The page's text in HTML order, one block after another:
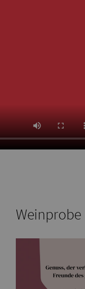
Weinprobe